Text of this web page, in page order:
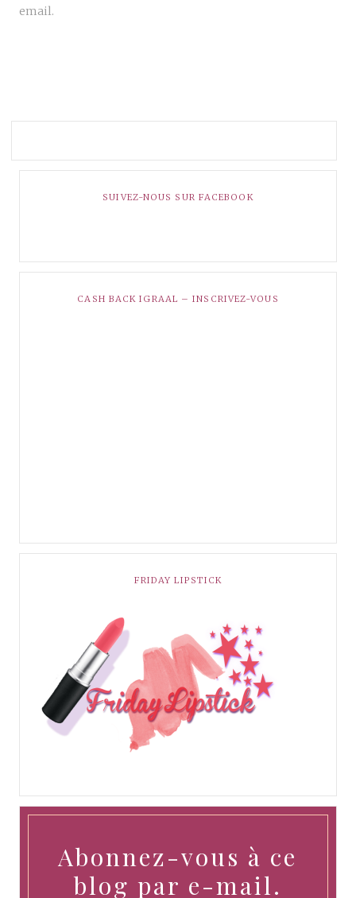
email.
SUIVEZ-NOUS SUR FACEBOOK
CASH BACK IGRAAL – INSCRIVEZ-VOUS
FRIDAY LIPSTICK
Abonnez-vous à ce
blog par e-mail.